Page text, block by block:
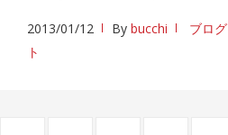
2013/01/12 By bucchi ブログ
ト